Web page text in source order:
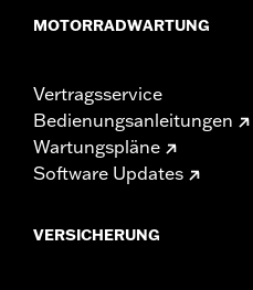
MOTORRADWARTUNG
Vertragsservice
Bedienungsanleitungen
Wartungspläne
Software Updates
VERSICHERUNG